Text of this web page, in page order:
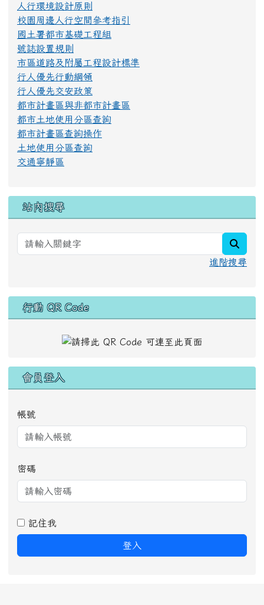
永續提升人行安全計畫提案文件
道路建設評估管理系統_提案
人行環境設計原則
校園周邊人行空間參考指引
國土署都市基礎工程組
號誌設置規則
市區道路及附屬工程設計標準
行人優先行動綱領
行人優先交安政策
都市計畫區與非都市計畫區
都市土地使用分區查詢
都市計畫區查詢操作
交通寧靜區
站內搜尋
進階搜尋
行動 QR Code
會員登入
帳號
密碼
記住我